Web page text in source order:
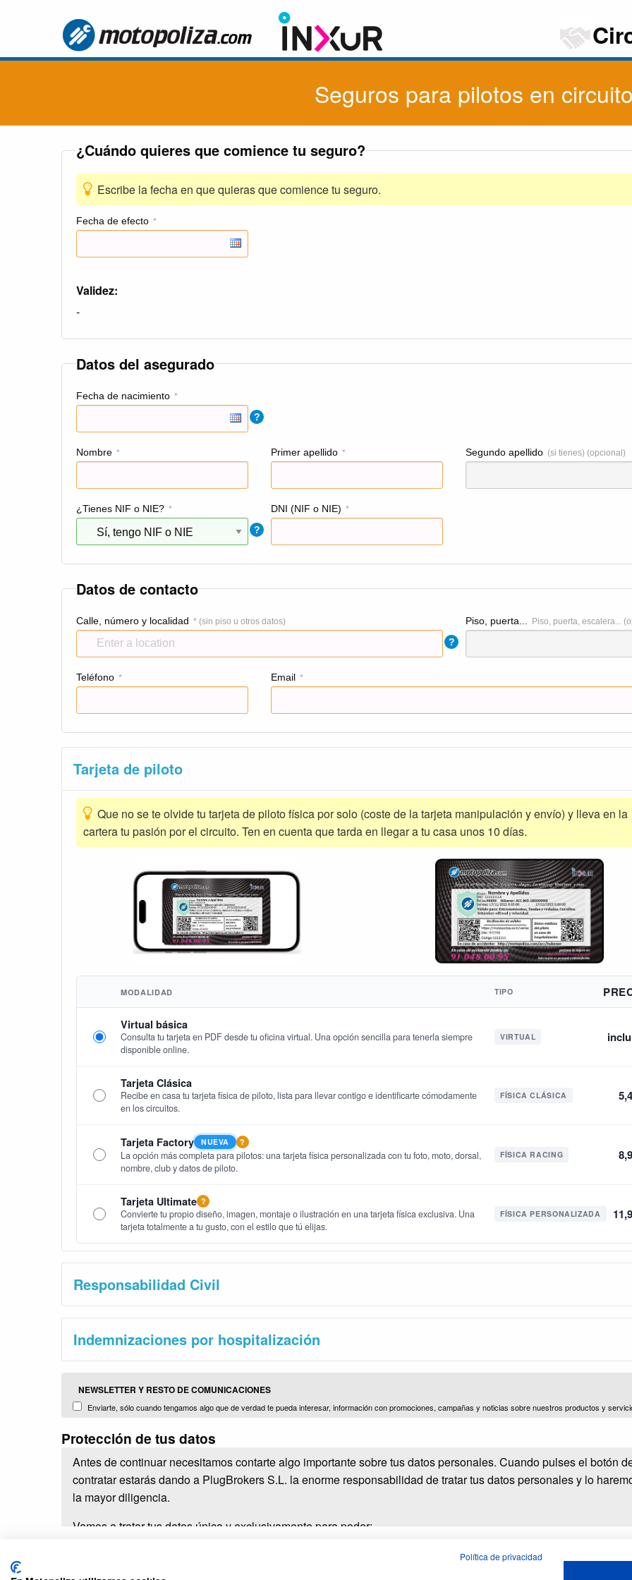
Seguros para pilotos en
¿Cuándo quieres que comience tu seguro?
Escribe la fecha en que quieras que comience tu seguro.
Fecha de efecto *
Validez:
-
Datos del asegurado
Fecha de nacimiento *
?
Nombre * Primer apellido * Segundo apellido (si tienes) (opcional)
¿Tienes NIF o NIE? *
?
DNI (NIF o NIE) *
Datos de contacto
Calle, número y localidad * (sin piso u otros datos)
?
Piso, puerta... Piso, puerta, escalera...
Teléfono * Email *
Tarjeta de piloto
Que no se te olvide tu tarjeta de piloto física por solo (coste de la tarjeta manipulación y envío) y lleva en la
cartera tu pasión por el circuito. Ten en cuenta que tarda en llegar a tu casa unos 10 días.
MODALIDAD TIPO
Virtual básica
Consulta tu tarjeta en PDF desde tu oficina virtual. Una opción sencilla para tenerla siempre
disponible online.
VIRTUAL
Tarjeta Clásica
Recibe en casa tu tarjeta física de piloto, lista para llevar contigo e identificarte cómodamente
en los circuitos.
FÍSICA CLÁSICA
Tarjeta Factory NUEVA ?
La opción más completa para pilotos: una tarjeta física personalizada con tu foto, moto, dorsal,
nombre, club y datos de piloto.
FÍSICA RACING
Tarjeta Ultimate ?
Convierte tu propio diseño, imagen, montaje o ilustración en una tarjeta física exclusiva. Una
tarjeta totalmente a tu gusto, con el estilo que tú elijas.
FÍSICA PERSONALIZADA
Responsabilidad Civil
Indemnizaciones por hospitalización
NEWSLETTER Y RESTO DE COMUNICACIONES
Enviarte, sólo cuando tengamos algo que de verdad te pueda interesar, información con promociones, campañas y noticias sobre nuestros productos y
Protección de tus datos
Antes de continuar necesitamos contarte algo importante sobre tus datos personales. Cuando pulses el botón
contratar estarás dando a PlugBrokers S.L. la enorme responsabilidad de tratar tus datos personales y lo
la mayor diligencia.
Vamos a tratar tus datos única y exclusivamente para poder:
Política de privacidad